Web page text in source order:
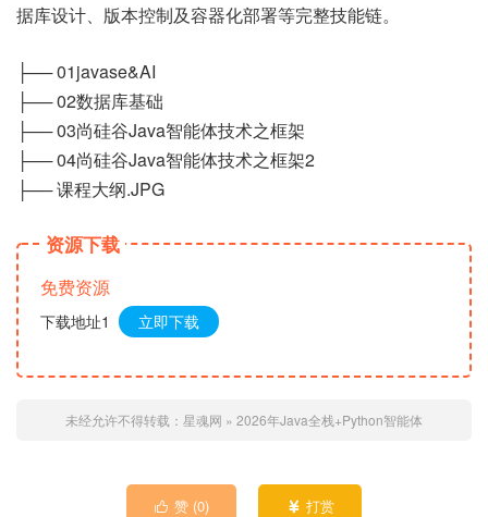
据库设计、版本控制及容器化部署等完整技能链。
├── 01javase&AI
├── 02数据库基础
├── 03尚硅谷Java智能体技术之框架
├── 04尚硅谷Java智能体技术之框架2
├── 课程大纲.JPG
资源下载
免费资源
下载地址1 立即下载
未经允许不得转载： 星魂网 » 2026年Java全栈+Python智能体
 赞 (0)  打赏